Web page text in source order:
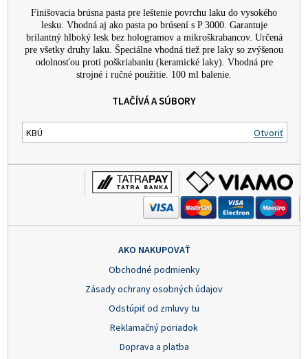
Finišovacia brúsna pasta pre leštenie povrchu laku do vysokého
lesku. Vhodná aj ako pasta po brúsení s P 3000. Garantuje
brilantný hlboký lesk bez hologramov a mikroškrabancov. Určená
pre všetky druhy laku. Špeciálne vhodná tiež pre laky so zvýšenou
odolnosťou proti poškriabaniu (keramické laky). Vhodná pre
strojné i ručné použitie. 100 ml balenie.
TLAČÍVÁ A SÚBORY
KBÚ Otvoriť
AKO NAKUPOVAŤ
Obchodné podmienky
Zásady ochrany osobných údajov
Odstúpiť od zmluvy tu
Reklamačný poriadok
Doprava a platba